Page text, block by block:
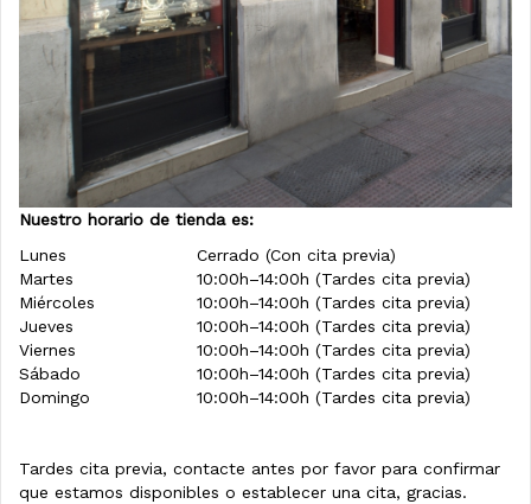
Nuestro horario de tienda es:
Lunes
Cerrado (Con cita previa)
Martes
10:00h–14:00h (Tardes cita previa)
Miércoles
10:00h–14:00h (Tardes cita previa)
Jueves
10:00h–14:00h (Tardes cita previa)
Viernes
10:00h–14:00h (Tardes cita previa)
Sábado
10:00h–14:00h (Tardes cita previa)
Domingo
10:00h–14:00h (Tardes cita previa)
Tardes cita previa, contacte antes por favor para confirmar
que estamos disponibles o establecer una cita, gracias.